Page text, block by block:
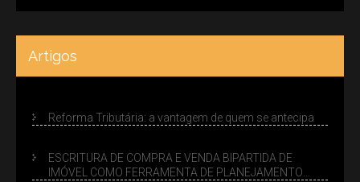
Artigos
Reforma Tributária: a vantagem de quem se antecipa
ESCRITURA DE COMPRA E VENDA BIPARTIDA DE
IMÓVEL COMO FERRAMENTA DE PLANEJAMENTO